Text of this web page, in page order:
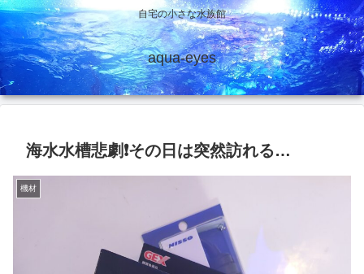
自宅の小さな水族館
aqua-eyes
海水水槽悲劇❗その日は突然訪れる…
機材